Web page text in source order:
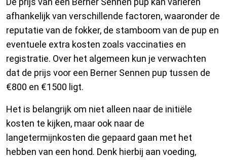
afhankelijk van verschillende factoren, waaronder de
reputatie van de fokker, de stamboom van de pup en
eventuele extra kosten zoals vaccinaties en
registratie. Over het algemeen kun je verwachten
dat de prijs voor een Berner Sennen pup tussen de
€800 en €1500 ligt.
Het is belangrijk om niet alleen naar de initiële
kosten te kijken, maar ook naar de
langetermijnkosten die gepaard gaan met het
hebben van een hond. Denk hierbij aan voeding,